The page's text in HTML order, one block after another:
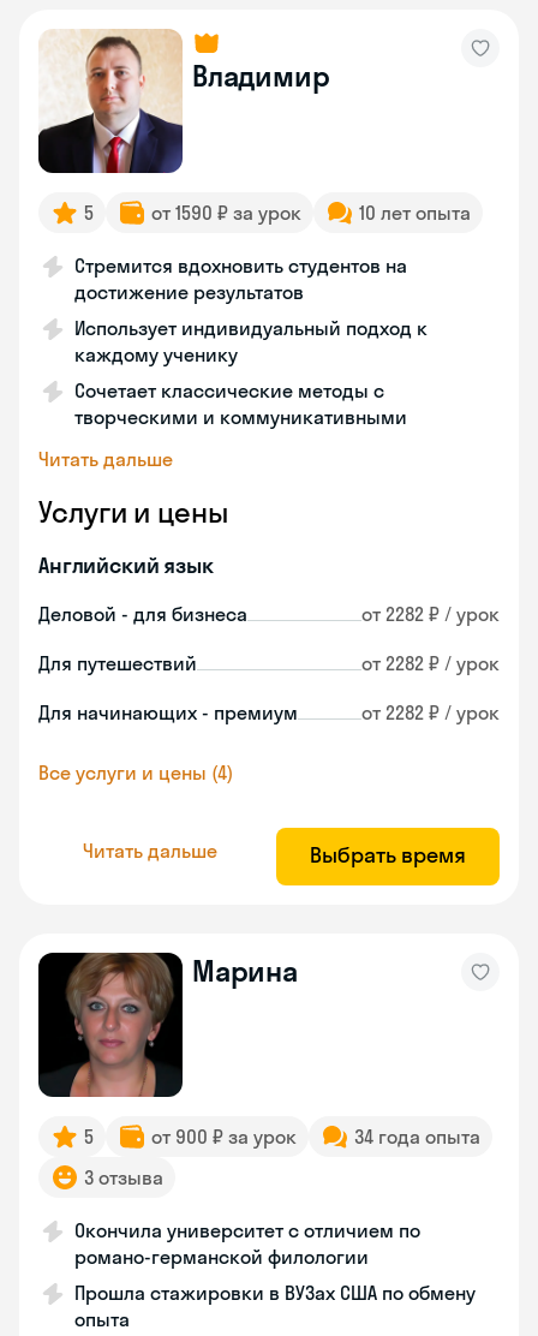
Владимир
5 от 1590 ₽ за урок 10 лет опыта
Стремится вдохновить студентов на
достижение результатов
Использует индивидуальный подход к
каждому ученику
Сочетает классические методы с
творческими и коммуникативными
Читать дальше
Услуги и цены
Английский язык
Деловой - для бизнеса от 2282 ₽ / урок
Для путешествий от 2282 ₽ / урок
Для начинающих - премиум от 2282 ₽ / урок
Все услуги и цены (4)
Читать дальше Выбрать время
Марина
5 от 900 ₽ за урок
34 года опыта
3 отзыва
Окончила университет с отличием по
романо-германской филологии
Прошла стажировки в ВУЗах США по обмену
опыта